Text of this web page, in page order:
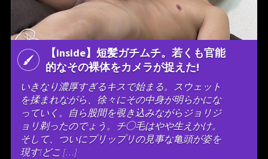
【inside】短髪ガチムチ。若くも官能
的なその裸体をカメラが捉えた!
いきなり濃厚すぎるキスで始まる。スウェット
を揉まれながら、徐々にその中身が明らかにな
っていく。自ら股間を覗き込みながらジョリジ
ョリ剃ったのでょう。チ◯毛はやや生えかけ。
そして、ついにプリップリの見事な亀頭が姿を
現す!どこ […]